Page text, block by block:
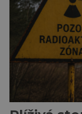
chelicerami,